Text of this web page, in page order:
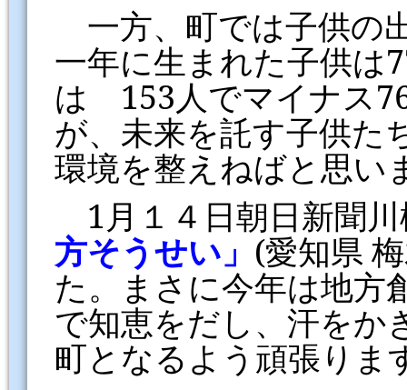
一方、町では子供の
一年に生まれた子供は
は 153人でマイナス
が、未来を託す子供た
環境を整えねばと思い
1月１４日朝日新聞
方そうせい」 (愛知県
た。まさに今年は地方
で知恵をだし、汗をか
町となるよう頑張りま